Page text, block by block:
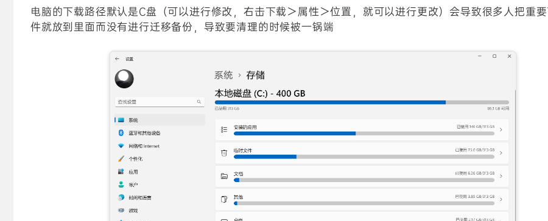
电脑的下载路径默认是C盘（可以进行修改，右击下载＞属性＞位置，就可以进行更改）会导致很多人把重
件就放到里面而没有进行迁移备份，导致要清理的时候被一锅端